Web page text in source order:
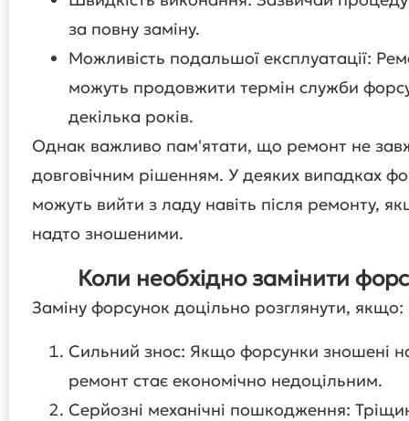
за повну заміну.
Можливість подальшої експлуатації:
можуть продовжити термін служби
декілька років.
Однак важливо пам'ятати, що ремонт не
довговічним рішенням. У деяких випадках
можуть вийти з ладу навіть після ремонту,
надто зношеними.
Коли необхідно замінити
Заміну форсунок доцільно розглянути, якщо:
Сильний знос: Якщо форсунки зношені
ремонт стає економічно недоцільним.
Серйозні механічні пошкодження: